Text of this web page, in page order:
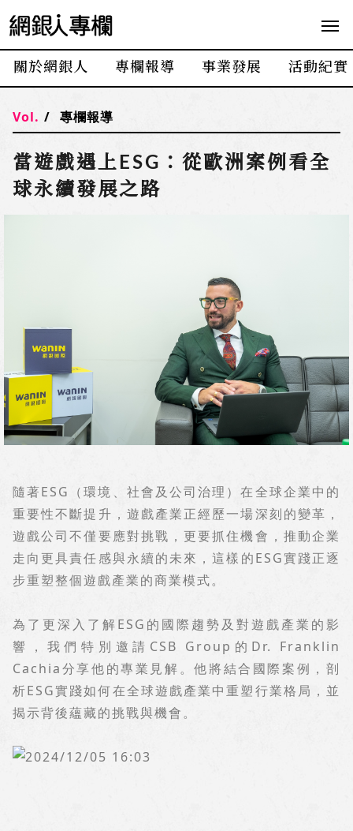
網
人
專
欄
關於網銀人 專欄報導 事業發展 活動紀實
Vol. 專欄報導
當遊戲遇上ESG：從歐洲案例看全
球永續發展之路
隨著ESG （環境、社會及公司治理）在全球企業中的
重要性不斷提升，遊戲產業正經歷一場深刻的變革，
遊戲公司不僅要應對挑戰，更要抓住機會，推動企業
走向更具責任感與永續的未來，這樣的ESG實踐正逐
步重塑整個遊戲產業的商業模式。
為了更深入了解ESG 的國際趨勢及對遊戲產業的影
響，我們特別邀請 CSB Group 的 Dr. Franklin
Cachia分享他的專業見解。他將結合國際案例，剖
析ESG實踐如何在全球遊戲產業中重塑行業格局，並
揭示背後蘊藏的挑戰與機會。